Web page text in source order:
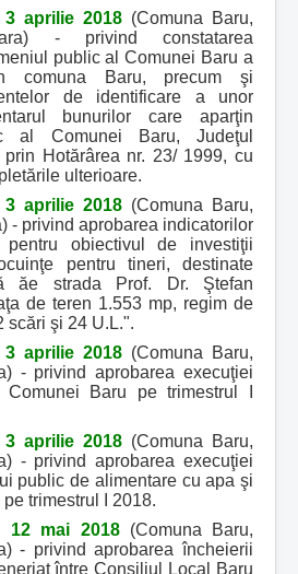
aprilie 2018 (Comuna Baru,
- privind constatarea
public al Comunei Baru a
comuna Baru, precum şi
de identificare a unor
bunurilor care aparţin
al Comunei Baru, Judeţul
Hotărârea nr. 23/ 1999, cu
ulterioare.
aprilie 2018 (Comuna Baru,
- privind aprobarea indicatorilor
pentru obiectivul de investiţii
pentru tineri, destinate
ăe strada Prof. Dr. Ştefan
de teren 1.553 mp, regim de
scări şi 24 U.L.".
aprilie 2018 (Comuna Baru,
- privind aprobarea execuţiei
Baru pe trimestrul I
aprilie 2018 (Comuna Baru,
- privind aprobarea execuţiei
public de alimentare cu apa şi
trimestrul I 2018.
12 mai 2018(Comuna Baru,
- privind aprobarea încheierii
între Consiliul Local Baru